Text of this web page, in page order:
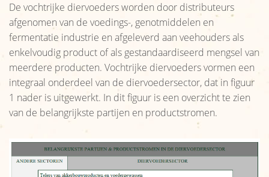
Nieuws
Links
De vochtrijke diervoeders worden door distributeurs
afgenomen van de voedings-, genotmiddelen en
fermentatie industrie en afgeleverd aan veehouders als
enkelvoudig product of als gestandaardiseerd mengsel van
meerdere producten. Vochtrijke diervoeders vormen een
integraal onderdeel van de diervoedersector, dat in figuur
1 nader is uitgewerkt. In dit figuur is een overzicht te zien
van de belangrijkste partijen en productstromen.